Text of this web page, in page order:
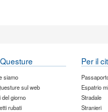
siamo
sul web
del giorno
rubati
Per il
Espatrio
Stradale
Stranieri